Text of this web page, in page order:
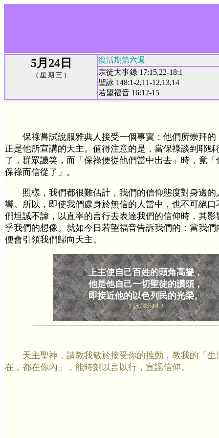
5月24日
（ 星 期 三 ）
復活期第六週
宗徒大事錄 17:15,22-18:1
聖詠 148:1-2,11-12,13,14
若望福音 16:12-15
保祿嘗試說服雅典人接受一個事實：他們所崇拜
正是他所宣講的天主。值得注意的是，當保祿談到耶穌
了，群眾譏笑，而「保祿便從他們當中出去」時，竟
保祿而信從了」。
照樣，我們都很難估計，我們的信仰態度對身邊
響。所以，即使我們處身於無信的人當中，也不可絕
們坦誠不諱，以直率的言行去表達我們的信仰時，其
乎我們的想像。就如今日若望福音告訴我們的：當我
便會引領我們歸向天主。
上主使自己百姓的頭角高聳，
他是他自己一切聖徒的讚頌，
即接近他的以色列民的光榮。
（ 詠149:14 ）
天主聖神，請教我敏於接受你的推動，教我的「生
在，都在你內」，能時刻以言以行，宣認信仰。